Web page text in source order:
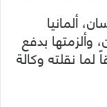
ألمانيا
وألزمتها بدفع
دولار، وفقاً لما نقلته وكالة